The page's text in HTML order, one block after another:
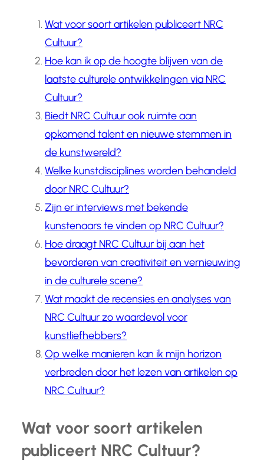
Wat voor soort artikelen publiceert NRC
Cultuur?
Hoe kan ik op de hoogte blijven van de
laatste culturele ontwikkelingen via NRC
Cultuur?
Biedt NRC Cultuur ook ruimte aan
opkomend talent en nieuwe stemmen in
de kunstwereld?
Welke kunstdisciplines worden behandeld
door NRC Cultuur?
Zijn er interviews met bekende
kunstenaars te vinden op NRC Cultuur?
Hoe draagt NRC Cultuur bij aan het
bevorderen van creativiteit en vernieuwing
in de culturele scene?
Wat maakt de recensies en analyses van
NRC Cultuur zo waardevol voor
kunstliefhebbers?
Op welke manieren kan ik mijn horizon
verbreden door het lezen van artikelen op
NRC Cultuur?
Wat voor soort artikelen
publiceert NRC Cultuur?